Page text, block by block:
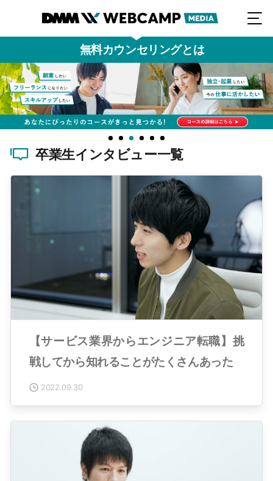
無料カウンセリングとは
卒業生インタビュー一覧
【サービス業界からエンジニア転職】挑
戦してから知れることがたくさんあった
2022.09.30